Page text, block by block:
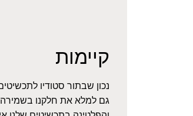
קיימות
נכון שבתור סטודיו
גם למלא את חלקנו בשמירה